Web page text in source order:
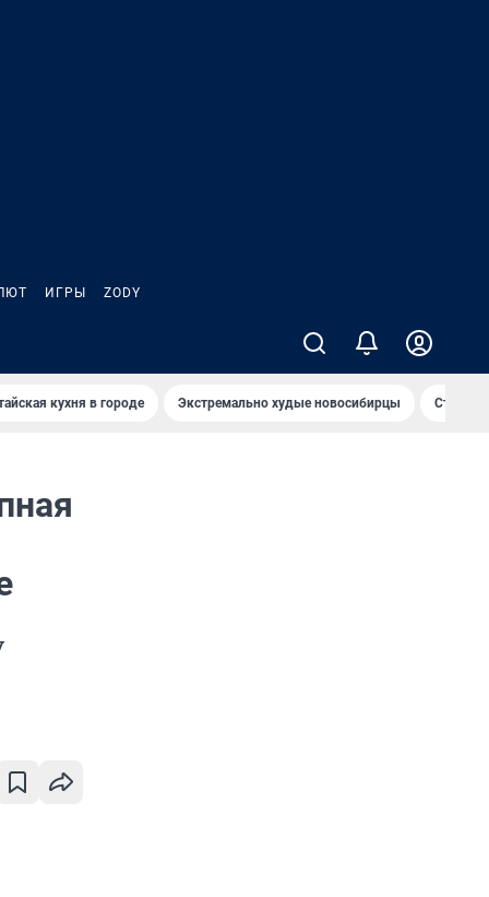
ИГРЫ ZODY
кухня в городе Экстремально худые новосибирцы Старт